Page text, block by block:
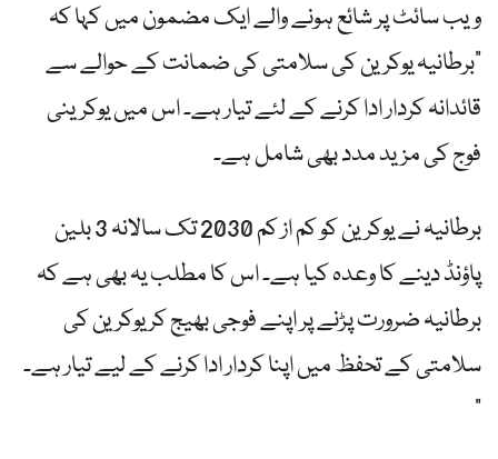
ویب سائٹ پر شائع ہونے والے ایک مضمون میں کہا کہ
“برطانیہ یوکرین کی سلامتی کی ضمانت کے حوالے سے
قائدانہ کردار ادا کرنے کے لئے تیار ہے۔ اس میں یوکرینی
فوج کی مزید مدد بھی شامل ہے۔
برطانیہ نے یوکرین کو کم از کم 2030 تک سالانہ 3 بلین
پاؤنڈ دینے کا وعدہ کیا ہے۔ اس کا مطلب یہ بھی ہے کہ
برطانیہ ضرورت پڑنے پر اپنے فوجی بھیج کر یوکرین کی
سلامتی کے تحفظ میں اپنا کردار ادا کرنے کے لیے تیار ہے۔
”